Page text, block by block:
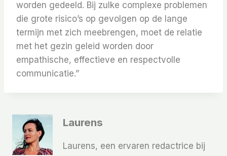
worden gedeeld. Bij zulke complexe problemen
die grote risico’s op gevolgen op de lange
termijn met zich meebrengen, moet de relatie
met het gezin geleid worden door
empathische, effectieve en respectvolle
communicatie.”
Laurens
Laurens, een ervaren redactrice bij